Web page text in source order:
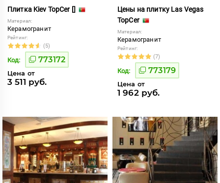
Плитка Kiev TopCer []
Материал:
Керамогранит
Рейтинг:
(5)
Код: 773172
Цена от
3 511 руб.
Цены на плитку Las Vegas
TopCer
Материал:
Керамогранит
Рейтинг:
(7)
Код: 773179
Цена от
1 962 руб.